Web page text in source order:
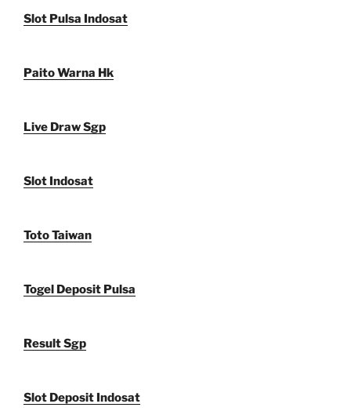
Slot Pulsa Indosat
Paito Warna Hk
Live Draw Sgp
Slot Indosat
Toto Taiwan
Togel Deposit Pulsa
Result Sgp
Slot Deposit Indosat